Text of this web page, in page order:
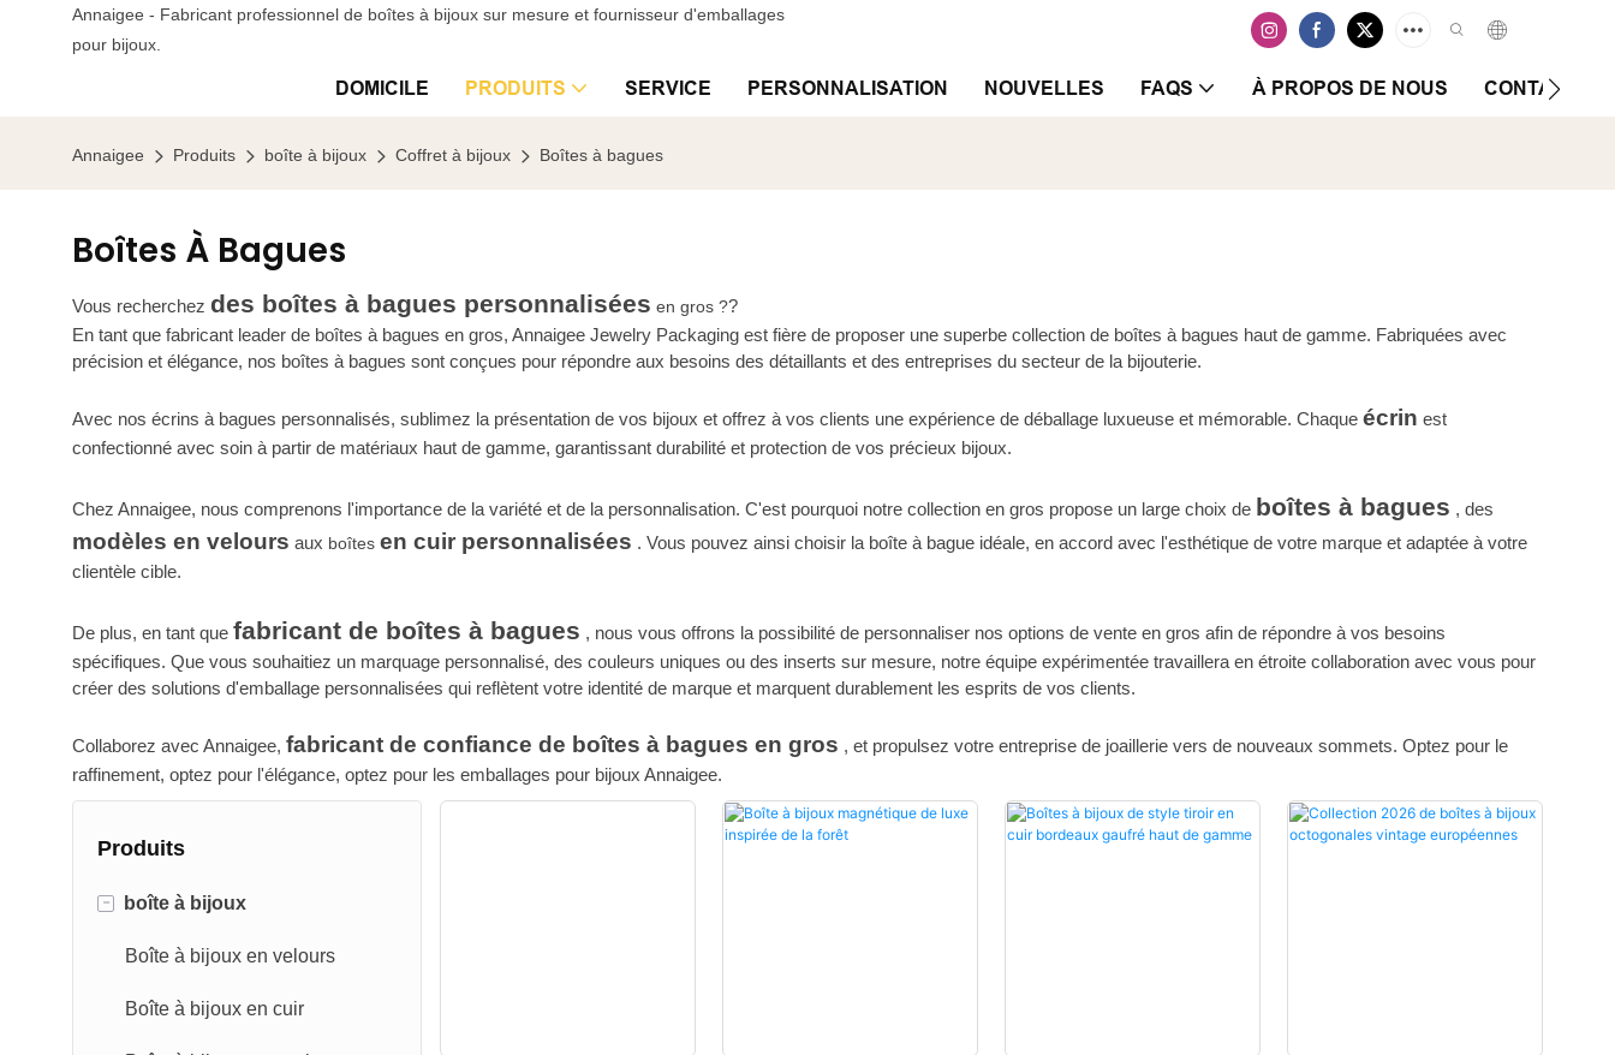
Annaigee - Fabricant professionnel de boîtes à bijoux sur mesure et fournisseur d'emballages
pour bijoux.
DOMICILE PRODUITS SERVICE PERSONNALISATION NOUVELLES FAQS À PROPOS DE NOUS CONTACTEZ-
Annaigee Produits boîte à bijoux Coffret à bijoux Boîtes à bagues
Boîtes À Bagues
Vous recherchez des boîtes à bagues personnalisées en gros ??
En tant que fabricant leader de boîtes à bagues en gros, Annaigee Jewelry Packaging est fière de proposer une superbe collection de boîtes à bagues haut de gamme. Fabriquées avec
précision et élégance, nos boîtes à bagues sont conçues pour répondre aux besoins des détaillants et des entreprises du secteur de la bijouterie.
Avec nos écrins à bagues personnalisés, sublimez la présentation de vos bijoux et offrez à vos clients une expérience de déballage luxueuse et mémorable. Chaque écrin est
confectionné avec soin à partir de matériaux haut de gamme, garantissant durabilité et protection de vos précieux bijoux.
Chez Annaigee, nous comprenons l'importance de la variété et de la personnalisation. C'est pourquoi notre collection en gros propose un large choix de boîtes à bagues , des
modèles en velours aux boîtes en cuir personnalisées . Vous pouvez ainsi choisir la boîte à bague idéale, en accord avec l'esthétique de votre marque et adaptée à votre
clientèle cible.
De plus, en tant que fabricant de boîtes à bagues , nous vous offrons la possibilité de personnaliser nos options de vente en gros afin de répondre à vos besoins
spécifiques. Que vous souhaitiez un marquage personnalisé, des couleurs uniques ou des inserts sur mesure, notre équipe expérimentée travaillera en étroite collaboration avec vous pour
créer des solutions d'emballage personnalisées qui reflètent votre identité de marque et marquent durablement les esprits de vos clients.
Collaborez avec Annaigee, fabricant de confiance de boîtes à bagues en gros , et propulsez votre entreprise de joaillerie vers de nouveaux sommets. Optez pour le
raffinement, optez pour l'élégance, optez pour les emballages pour bijoux Annaigee.
Produits
- boîte à bijoux
Boîte à bijoux en velours
Boîte à bijoux en cuir